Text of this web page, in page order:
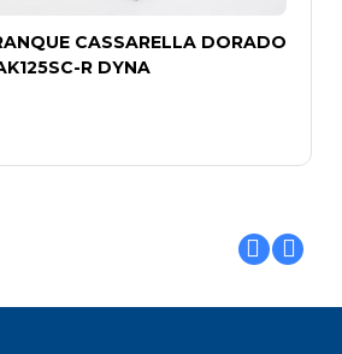
CASSARELLA DORADO
R DYNA